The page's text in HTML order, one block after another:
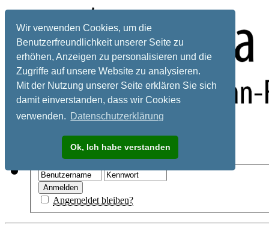
Wir verwenden Cookies, um die
Benutzerfreundlichkeit unserer Seite zu
erhöhen, Anzeigen zu personalisieren und die
Zugriffe auf unsere Website zu analysieren.
Mit der Nutzung unserer Seite erklären Sie sich
damit einverstanden, dass wir Cookies
verwenden. Datenschutzerklärung
Ok, Ich habe verstanden
Registrieren
Angemeldet bleiben?